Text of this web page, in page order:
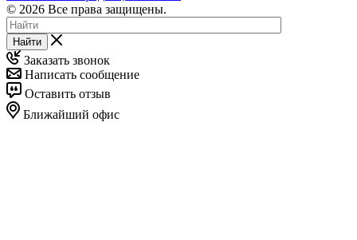
© 2026 Все права защищены.
Найти
Заказать звонок
Написать сообщение
Оставить отзыв
Ближайший офис